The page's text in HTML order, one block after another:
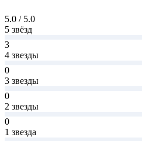
5.0 / 5.0
5 звёзд
3
4 звезды
0
3 звезды
0
2 звезды
0
1 звезда